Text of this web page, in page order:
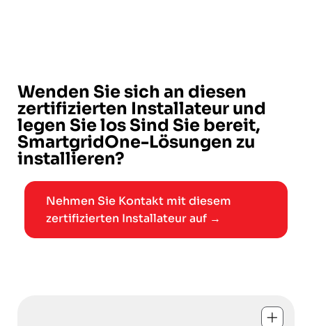
Wenden Sie sich an diesen
zertifizierten Installateur und
legen Sie los Sind Sie bereit,
SmartgridOne-Lösungen zu
installieren?
Nehmen Sie Kontakt mit diesem
zertifizierten Installateur auf →